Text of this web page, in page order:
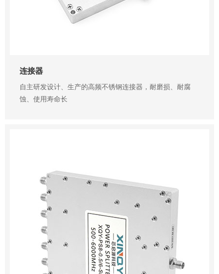
连接器
自主研发设计、生产的高频不锈钢连接器，耐磨损、耐腐
蚀、使用寿命长